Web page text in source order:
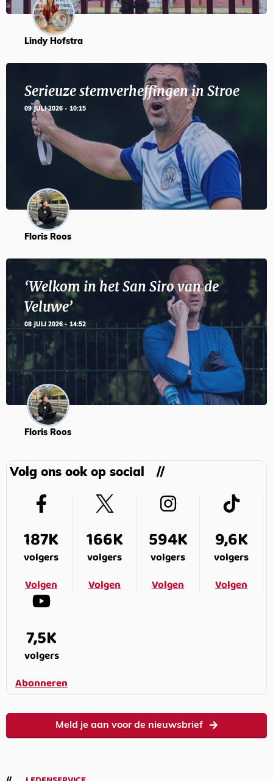
Lindy Hofstra
Serieuze stemverheffingen in Stroe
09 JULI 2026 - 10:15
Floris Roos
‘Welkom in het San Siro van de
Veluwe’
08 JULI 2026 - 14:52
Floris Roos
Volg ons ook op social
187K
volgers
Volgen
166K
volgers
Volgen
594K
volgers
Volgen
9,6K
volgers
Volgen
7,5K
volgers
Abonneren
Meld je aan voor de nieuwsbrief